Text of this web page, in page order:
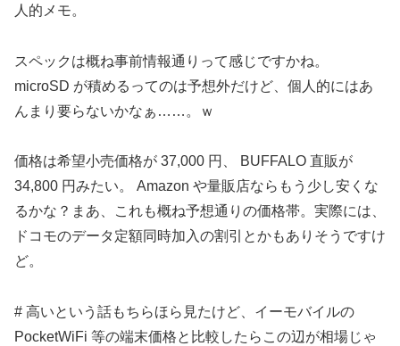
人的メモ。
スペックは概ね事前情報通りって感じですかね。
microSD が積めるってのは予想外だけど、個人的にはあ
んまり要らないかなぁ……。ｗ
価格は希望小売価格が 37,000 円、 BUFFALO 直販が
34,800 円みたい。 Amazon や量販店ならもう少し安くな
るかな？まあ、これも概ね予想通りの価格帯。実際には、
ドコモのデータ定額同時加入の割引とかもありそうですけ
ど。
# 高いという話もちらほら見たけど、イーモバイルの
PocketWiFi 等の端末価格と比較したらこの辺が相場じゃ